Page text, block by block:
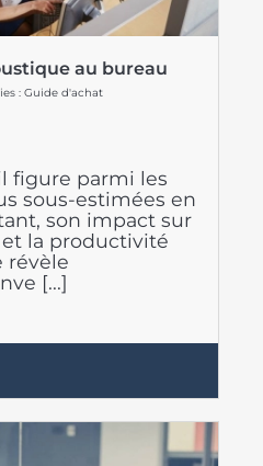
au bureau
: Guide d'achat
figure parmi les
sous-estimées en
son impact sur
la productivité
révèle
[...]